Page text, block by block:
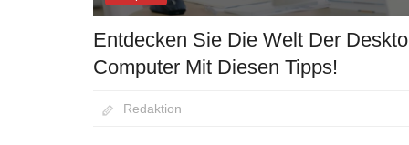
Entdecken Sie Die Welt Der
Computer Mit Diesen Tipps!
August 27, 2020
Redaktion